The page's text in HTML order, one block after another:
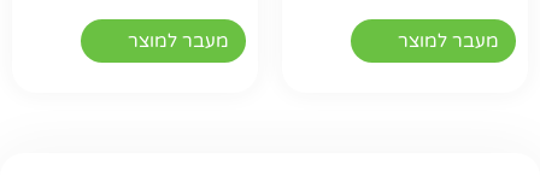
מעבר למוצר מעבר למוצר